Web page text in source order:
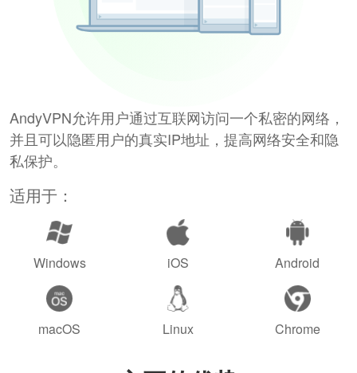
AndyVPN允许用户通过互联网访问一个私密的网络，
并且可以隐匿用户的真实IP地址，提高网络安全和隐
私保护。
适用于：
Windows iOS Android
macOS Linux Chrome